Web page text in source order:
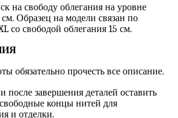
на свободу облегания на уровне
Образец на модели связан по
со свободой облегания 15 см.
обязательно прочесть все описание.
после завершения деталей оставить
концы нитей для
и отделки.